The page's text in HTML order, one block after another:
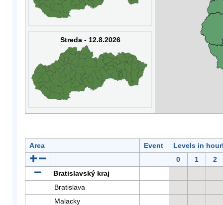
Streda - 12.8.2026
Area Event
Levels in
0
1
2
Bratislavský kraj
Bratislava
Malacky